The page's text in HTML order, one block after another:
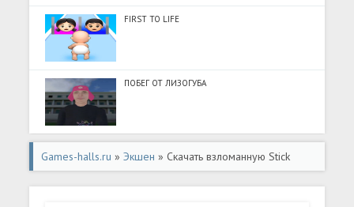
FIRST TO LIFE
ПОБЕГ ОТ ЛИЗОГУБА
Games-halls.ru »Экшен » Скачать взломанную Stick
Hero Fight Clash (Стикмен Герой) [МОД Много денег] -